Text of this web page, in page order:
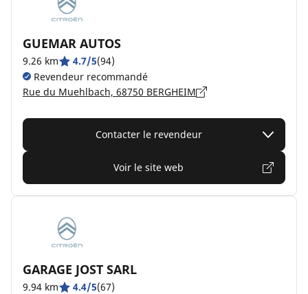
GUEMAR AUTOS
9.26 km 4.7/5(94)
Revendeur recommandé
Rue du Muehlbach, 68750 BERGHEIM
Contacter le revendeur
Voir le site web
GARAGE JOST SARL
9.94 km 4.4/5(67)